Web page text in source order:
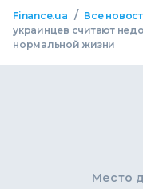
Finance.ua / Все
украинцев считают
нормальной жизни
Место